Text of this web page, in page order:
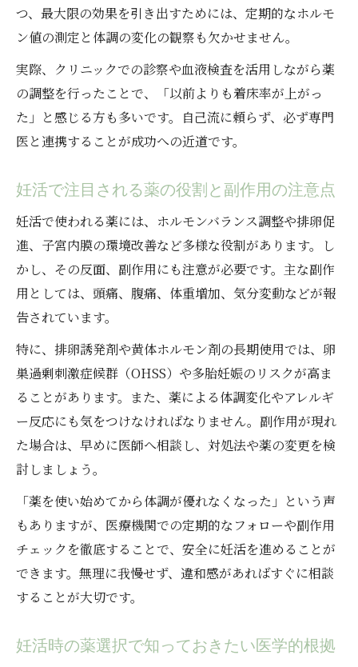
つ、最大限の効果を引き出すためには、定期的なホルモ
ン値の測定と体調の変化の観察も欠かせません。
実際、クリニックでの診察や血液検査を活用しながら薬
の調整を行ったことで、「以前よりも着床率が上がっ
た」と感じる方も多いです。自己流に頼らず、必ず専門
医と連携することが成功への近道です。
妊活で注目される薬の役割と副作用の注意点
妊活で使われる薬には、ホルモンバランス調整や排卵促
進、子宮内膜の環境改善など多様な役割があります。し
かし、その反面、副作用にも注意が必要です。主な副作
用としては、頭痛、腹痛、体重増加、気分変動などが報
告されています。
特に、排卵誘発剤や黄体ホルモン剤の長期使用では、卵
巣過剰刺激症候群（OHSS）や多胎妊娠のリスクが高ま
ることがあります。また、薬による体調変化やアレルギ
ー反応にも気をつけなければなりません。副作用が現れ
た場合は、早めに医師へ相談し、対処法や薬の変更を検
討しましょう。
「薬を使い始めてから体調が優れなくなった」という声
もありますが、医療機関での定期的なフォローや副作用
チェックを徹底することで、安全に妊活を進めることが
できます。無理に我慢せず、違和感があればすぐに相談
することが大切です。
妊活時の薬選択で知っておきたい医学的根拠